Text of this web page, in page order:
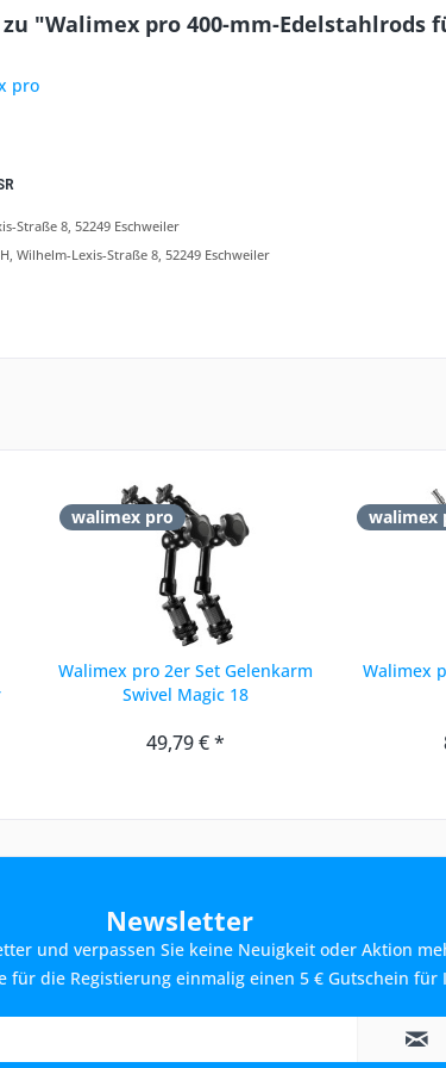
"Walimex pro 400-mm-Edelstahlrods
pro
Straße 8, 52249 Eschweiler
Wilhelm-Lexis-Straße 8, 52249 Eschweiler
walimex pro
Walimex pro 2er Set Gelenkarm
Swivel Magic 18
49,79 € *
walimex
Walimex
Newsletter
und verpassen Sie keine Neuigkeit oder Aktion
für die Registierung einmalig einen 5 € Gutschein für